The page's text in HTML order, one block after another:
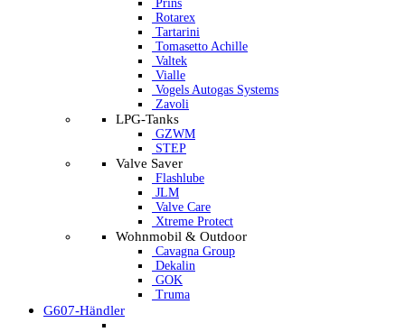
Prins
Rotarex
Tartarini
Tomasetto Achille
Valtek
Vialle
Vogels Autogas Systems
Zavoli
LPG-Tanks
GZWM
STEP
Valve Saver
Flashlube
JLM
Valve Care
Xtreme Protect
Wohnmobil & Outdoor
Cavagna Group
Dekalin
GOK
Truma
G607-Händler